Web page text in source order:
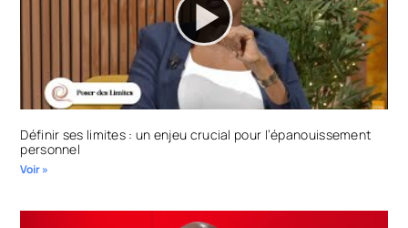
Définir ses limites : un enjeu crucial pour l’épanouissement
personnel
Voir »